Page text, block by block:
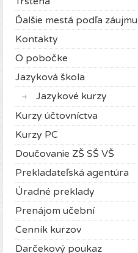
Ďalšie mestá podľa záujmu
Kontakty
O pobočke
Jazyková škola
Jazykové kurzy
Kurzy účtovníctva
Kurzy PC
Doučovanie ZŠ SŠ VŠ
Prekladateľská agentúra
Úradné preklady
Prenájom učební
Cenník kurzov
Darčekový poukaz